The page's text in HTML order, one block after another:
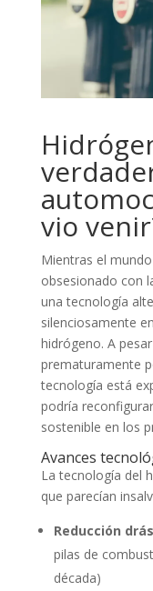
vio
Mientras el
obsesionado con
una tecnología
silenciosamente
hidrógeno. A
prematuramente
tecnología está
podría
sostenible en los
Avances
La tecnología del
que parecían
Reducción
pilas de
década)